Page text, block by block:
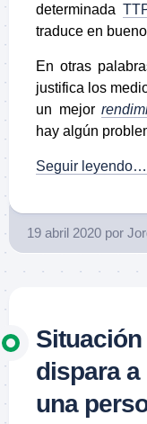
determinada
traduce en
En otras
justifica los
un mejor
hay algún
Seguir leyendo…
19 abril 2020 por
dispara a
una